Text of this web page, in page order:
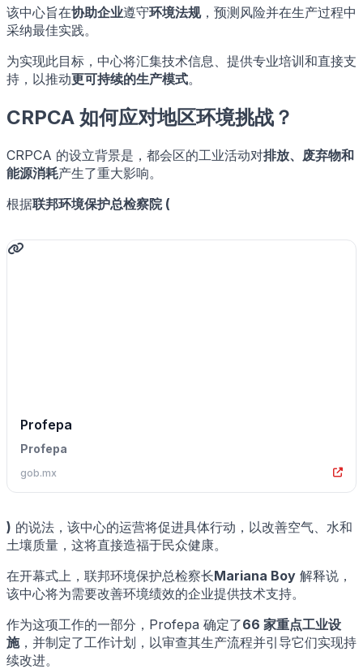
该中心旨在协助企业遵守环境法规，预测风险并在生产过程中
采纳最佳实践。
为实现此目标，中心将汇集技术信息、提供专业培训和直接支
持，以推动更可持续的生产模式。
CRPCA 如何应对地区环境挑战？
CRPCA 的设立背景是，都会区的工业活动对排放、废弃物和
能源消耗产生了重大影响。
根据联邦环境保护总检察院 (
Profepa
Profepa
gob.mx
) 的说法，该中心的运营将促进具体行动，以改善空气、水和
土壤质量，这将直接造福于民众健康。
在开幕式上，联邦环境保护总检察长Mariana Boy 解释说，
该中心将为需要改善环境绩效的企业提供技术支持。
作为这项工作的一部分，Profepa 确定了66 家重点工业设
施，并制定了工作计划，以审查其生产流程并引导它们实现持
续改进。